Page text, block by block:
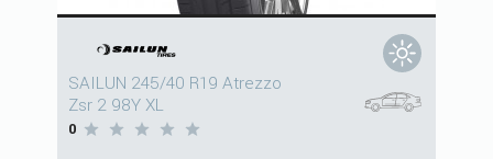
SAILUN 245/40 R19 Atrezzo
Zsr 2 98Y XL
0